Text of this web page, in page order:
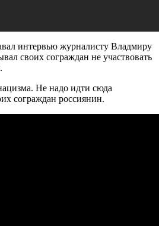
интервью журналисту Владмиру
своих сограждан не участвовать
Не надо идти сюда
сограждан россиянин.